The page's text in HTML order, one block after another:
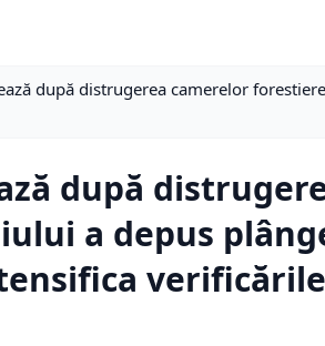
după distrugerea camerelor
după
a depus
verificările